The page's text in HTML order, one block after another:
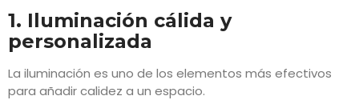
1. Iluminación cálida y
personalizada
La iluminación es uno de los elementos más efectivos
para añadir calidez a un espacio.